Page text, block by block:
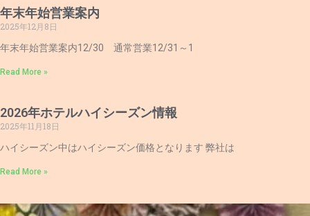
年末年始営業案内
2025年12月8日
年末年始営業案内12/30 通常営業12/31～1
Read More »
2026年ホテルハイシーズン情報
2025年11月18日
ハイシーズン中はハイシーズン価格となります 弊社は
Read More »